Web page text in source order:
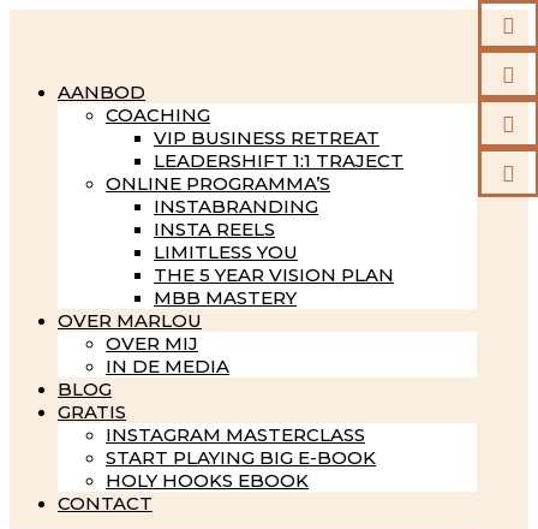
AANBOD
COACHING
VIP BUSINESS RETREAT
LEADERSHIFT 1:1 TRAJECT
ONLINE PROGRAMMA’S
INSTABRANDING
INSTA REELS
LIMITLESS YOU
THE 5 YEAR VISION PLAN
MBB MASTERY
OVER MARLOU
OVER MIJ
IN DE MEDIA
BLOG
GRATIS
INSTAGRAM MASTERCLASS
START PLAYING BIG E-BOOK
HOLY HOOKS EBOOK
CONTACT



